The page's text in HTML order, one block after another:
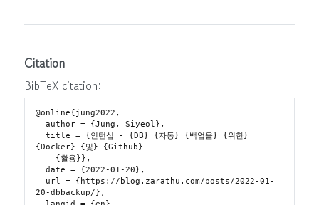
Citation
BibTeX citation:
@online{jung2022,
{Docker} {및} {Github}
20-dbbackup/},